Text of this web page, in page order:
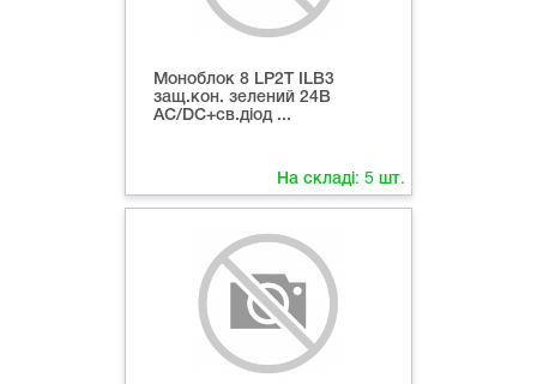
Моноблок 8 LP2T ILB3
защ.кон. зелений 24В
AC/DC+св.діод ...
На складі: 5 шт.